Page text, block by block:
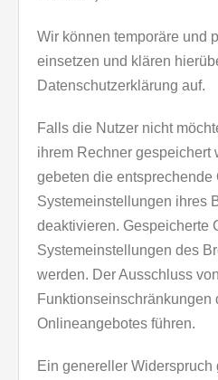
Wir können temporäre und
einsetzen und klären
Datenschutzerklärung auf.
Falls die Nutzer nicht
ihrem Rechner gespeichert
gebeten die entsprechende
Systemeinstellungen ihres
deaktivieren. Gespeicherte
Systemeinstellungen des
werden. Der Ausschluss
Funktionseinschränkungen
Onlineangebotes führen.
Ein genereller